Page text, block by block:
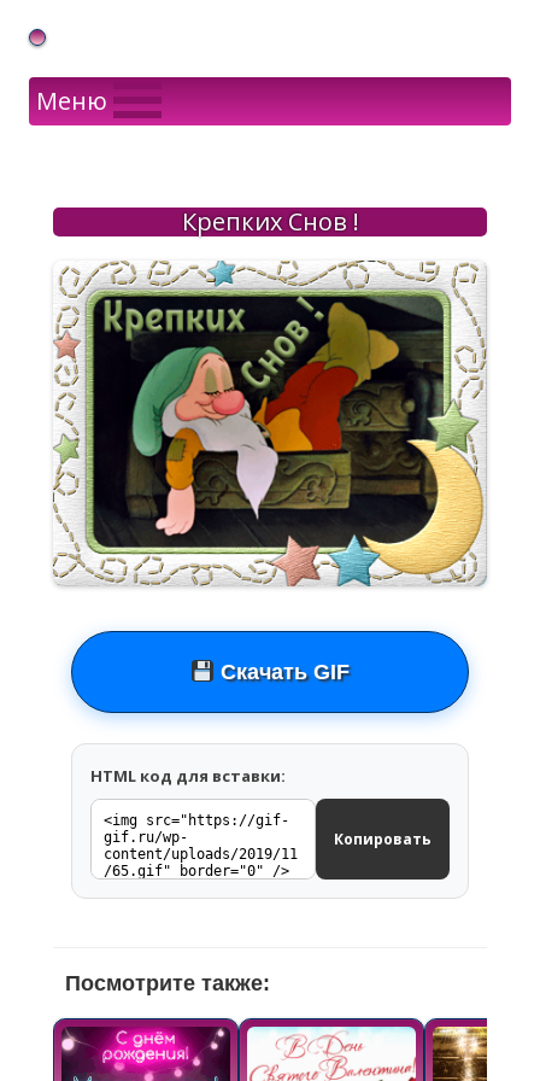
Gif Открытки в подарок
Меню
Крепких Снов !
Скачать GIF
HTML код для вставки:
Копировать
Посмотрите также: